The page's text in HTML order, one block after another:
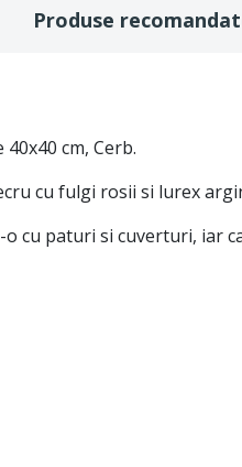
Produse
cm, Cerb.
cu fulgi rosii si lurex
cu paturi si cuverturi, iar